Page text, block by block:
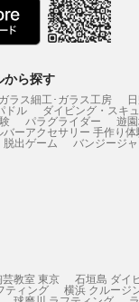
から探す
ガラス細工･ガラス工房
ドル ダイビング・スキ
パラグライダー 遊
バーアクセサリー 手作り体
脱出ゲーム バンジージ
教室 東京 石垣島 ダイ
ティング 横浜 クルージ